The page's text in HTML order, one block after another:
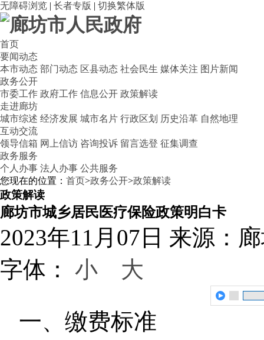
无障碍浏览 | 长者专版 | 切换繁体版
首页
要闻动态
本市动态 部门动态 区县动态 社会民生 媒体关注 图片新闻
政务公开
市委工作 政府工作 信息公开 政策解读
走进廊坊
城市综述 经济发展 城市名片 行政区划 历史沿革 自然地理
互动交流
领导信箱 网上信访 咨询投诉 留言选登 征集调查
政务服务
个人办事 法人办事 公共服务
您现在的位置： 首页>政务公开>政策解读
政策解读
廊坊市城乡居民医疗保险政策明白卡
2023年11月07日 来源：
字体： 小 大
一、缴费标准